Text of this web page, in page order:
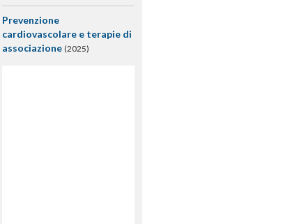
Prevenzione
cardiovascolare e terapie di
associazione (2025)